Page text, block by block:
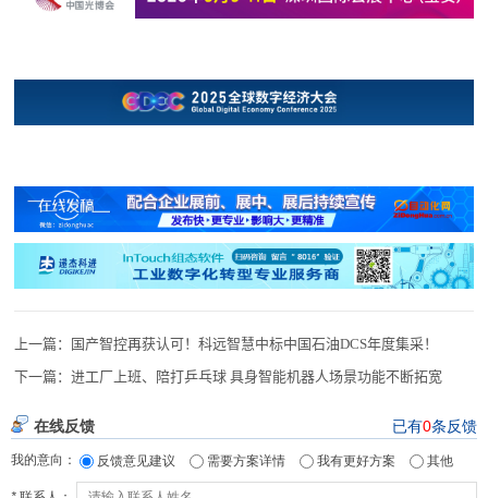
上一篇：
国产智控再获认可！科远智慧中标中国石油DCS年度集采！
下一篇：进工厂上班、陪打乒乓球 具身智能机器人场景功能不断拓宽